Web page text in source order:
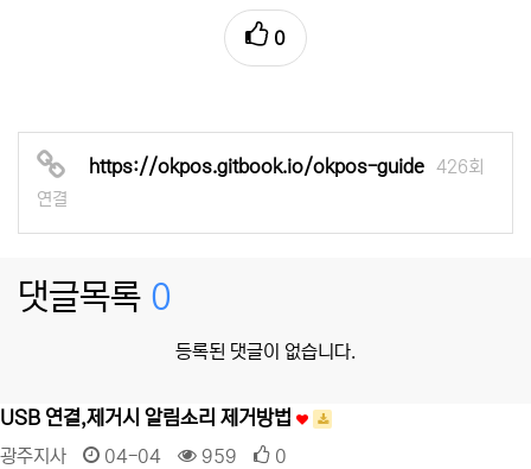
0
https://okpos.gitbook.io/okpos-guide 426회
연결
댓글목록 0
등록된 댓글이 없습니다.
USB 연결,제거시 알림소리 제거방법
광주지사 04-04 959 0